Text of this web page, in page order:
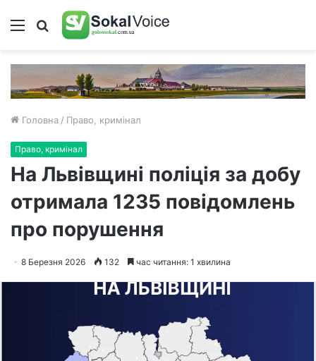
Меню Пошук
Головна / Право, кримінал
Право, кримінал
На Львівщині поліція за добу
отримала 1235 повідомлень
про порушення
8 Березня 2026 132 час читання: 1 хвилина